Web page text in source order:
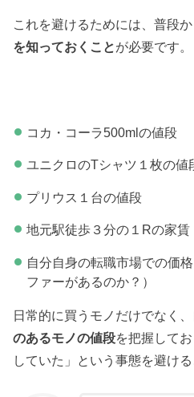
これを避けるためには、普段
を知っておくことが必要です。
コカ・コーラ500mlの値段
ユニクロのTシャツ１枚の値
プリウス１台の値段
地元駅徒歩３分の１Rの家賃
自分自身の転職市場での価
ファーがあるのか？）
日常的に買うモノだけでなく、
のあるモノの値段を把握して
していた」という事態を避ける